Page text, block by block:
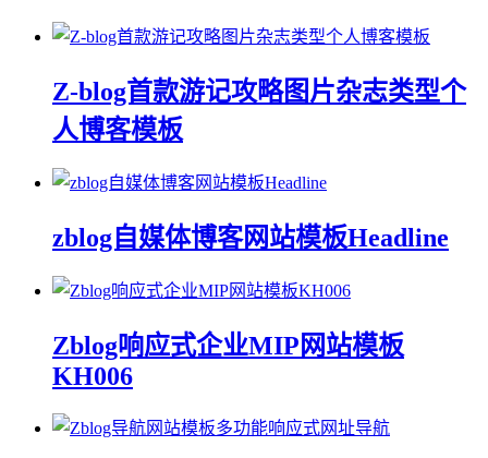
Z-blog首款游记攻略图片杂志类型个
人博客模板
zblog自媒体博客网站模板Headline
Zblog响应式企业MIP网站模板
KH006